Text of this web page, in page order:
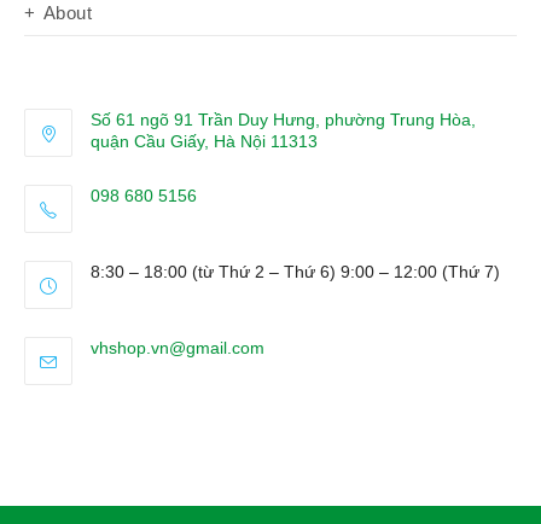
About
Số 61 ngõ 91 Trần Duy Hưng, phường Trung Hòa,
quận Cầu Giấy, Hà Nội 11313
098 680 5156
your
8:30 – 18:00 (từ Thứ 2 – Thứ 6) 9:00 – 12:00 (Thứ 7)
vhshop.vn@gmail.com